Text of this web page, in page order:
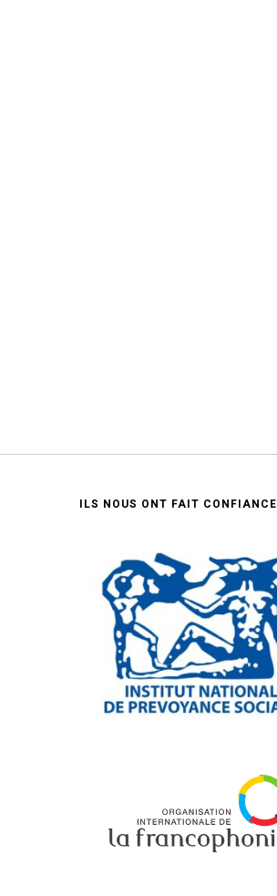
ILS NOUS ONT FAIT CONFIANCE